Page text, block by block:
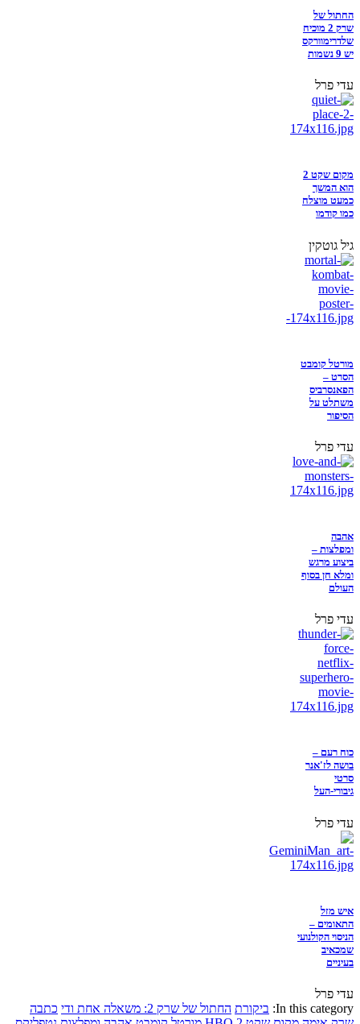
החתול של
שרק 2 מוכיח
שלדרימוורקס
יש 9 נשמות
עדי פרל
מקום שקט 2
הוא המשך
כמעט מוצלח
כמו קודמו
גיל גוטקין
מורטל קומבט
הסרט –
הפאנסרביס
משתלט על
הסיפור
עדי פרל
אהבה
ומפלצות –
ביצוע מרגש
ומלא חן בסוף
העולם
עדי פרל
כוח רעם –
בושה לז'אנר
סרטי
גיבורי-העל
עדי פרל
איש מזל
התאומים –
הניסוי הקולנועי
שמכאיב
בעיניים
עדי פרל
In this category: ביקורת החתול של שרק 2: משאלה אחת ודי
כתבה